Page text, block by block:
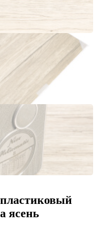
ясень